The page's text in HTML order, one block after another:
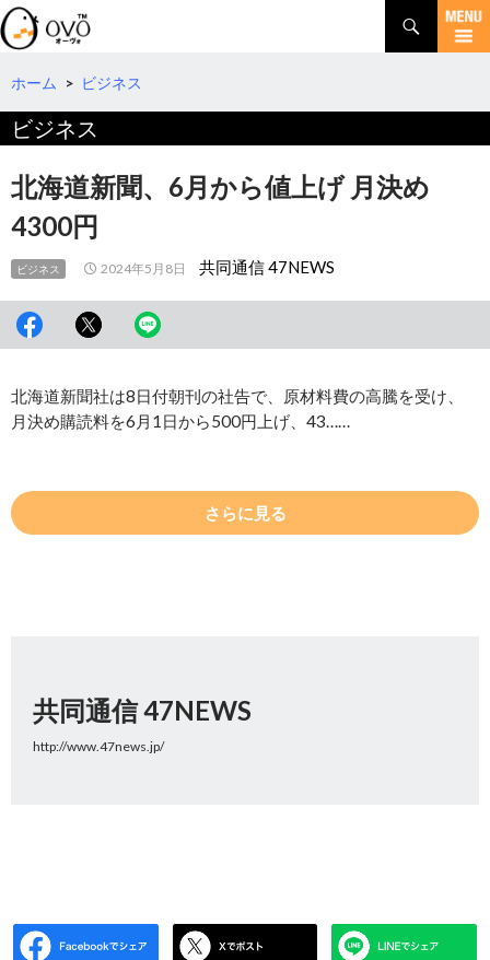
検
索
コ
テ
へ
動
ホーム > ビジネス
ビジネス
北海道新聞、6月から値上げ 月決め
4300円
ビジネス 2024年5月8日 共同通信 47NEWS
北海道新聞社は8日付朝刊の社告で、原材料費の高騰を受け、
月決め購読料を6月1日から500円上げ、43……
さらに見る
共同通信 47NEWS
http://www.47news.jp/